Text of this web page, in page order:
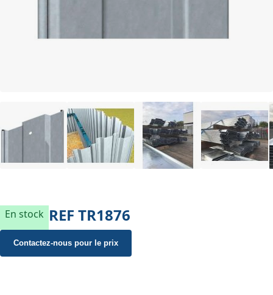
En stock REF TR1876
Contactez-nous pour le prix